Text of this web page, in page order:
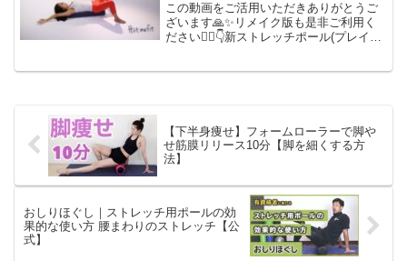
この動画をご活用いただきありがとうご
ざいます🙏✨リメイク版も是非ご利用く
ださい🙇‍♀️👇新ストレッチポール(プレイリ
【下半身痩せ】フォームローラーで脚や
せ筋膜リリース10分【脚を細くする方
法】
おしりほぐし｜ストレッチ用ポールの効
果的な使い方 腰まわりのストレッチ【公
式】